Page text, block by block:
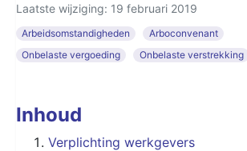
Laatste wijziging: 19 februari 2019
Arbeidsomstandigheden
Arboconvenant
Onbelaste vergoeding
Onbelaste verstrekking
Inhoud
Verplichting werkgevers